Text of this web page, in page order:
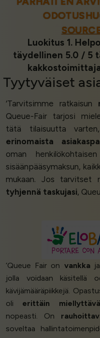
Luokitus 1.
täydellinen 5.0 / 5
Tyytyväiset
‘Tarvitsimme ratkaisun
Queue-Fair tarjosi
tätä tilaisuutta
erinomaista
oman
sisäänpääsymaksun,
mukaan. Jos tarvitset
tyhjennä taskujasi,
‘Queue Fair on vankkaja
jolla voidaan käsitellä
kävijämääräpiikkejä.
oli erittäin
nopeasti. On
soveltaa